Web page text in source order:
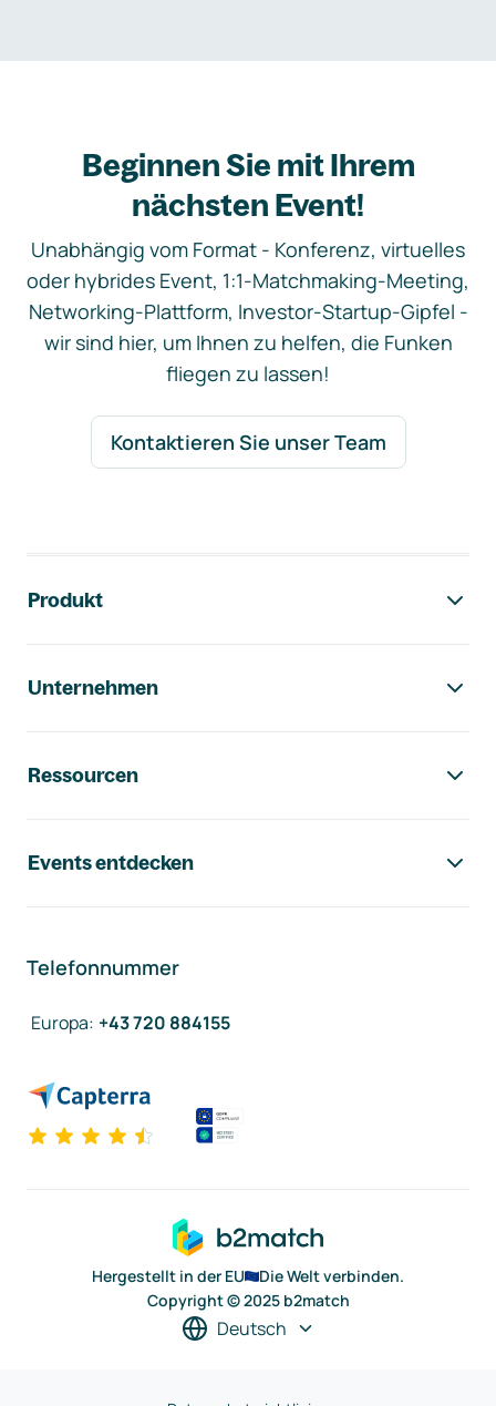
Beginnen Sie mit Ihrem
nächsten Event!
Unabhängig vom Format - Konferenz, virtuelles
oder hybrides Event, 1:1-Matchmaking-Meeting,
Networking-Plattform, Investor-Startup-Gipfel -
wir sind hier, um Ihnen zu helfen, die Funken
fliegen zu lassen!
Kontaktieren Sie unser Team
Produkt
Unternehmen
Ressourcen
Events entdecken
Telefonnummer
Europa: +43 720 884155
Hergestellt in der EU
Die Welt verbinden.
Copyright © 2025 b2match
Deutsch